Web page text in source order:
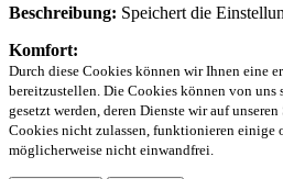
Beschreibung: Speichert die
Komfort:
Durch diese Cookies können wir Ihnen eine
bereitzustellen. Die Cookies können von uns
gesetzt werden, deren Dienste wir auf
Cookies nicht zulassen, funktionieren einige
möglicherweise nicht einwandfrei.